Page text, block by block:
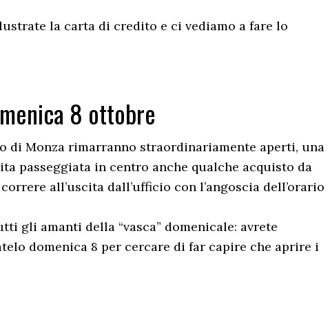
la carta di credito e ci vediamo a fare lo
8 ottobre
di Monza rimarranno straordinariamente aperti, una
passeggiata in centro anche qualche acquisto da
all’uscita dall’ufficio con l’angoscia dell’orario
gli amanti della “vasca” domenicale: avrete
domenica 8 per cercare di far capire che aprire i